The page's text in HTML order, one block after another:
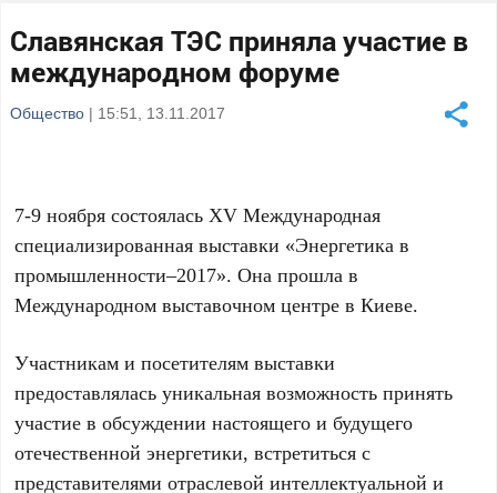
Славянская ТЭС приняла участие в
международном форуме
Общество | 15:51, 13.11.2017
7-9 ноября состоялась XV Международная
специализированная выставки «Энергетика в
промышленности–2017». Она прошла в
Международном выставочном центре в Киеве.
Участникам и посетителям выставки
предоставлялась уникальная возможность принять
участие в обсуждении настоящего и будущего
отечественной энергетики, встретиться с
представителями отраслевой интеллектуальной и